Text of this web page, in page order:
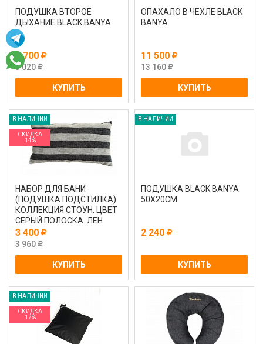
ПОДУШКА ВТОРОЕ
ДЫХАНИЕ BLACK BANYA
2 700
3 020
КУПИТЬ
ОПАХАЛО В ЧЕХЛЕ BLACK
BANYA
11 500
13 160
КУПИТЬ
В НАЛИЧИИ
СКИДКА
14%
НАБОР ДЛЯ БАНИ
(ПОДУШКА ПОДСТИЛКА)
КОЛЛЕКЦИЯ СТОУН. ЦВЕТ
СЕРЫЙ ПОЛОСКА. ЛЁН
100%
3 400
3 960
КУПИТЬ
В НАЛИЧИИ
ПОДУШКА BLACK BANYA
50Х20СМ
2 240
КУПИТЬ
В НАЛИЧИИ
СКИДКА
17%